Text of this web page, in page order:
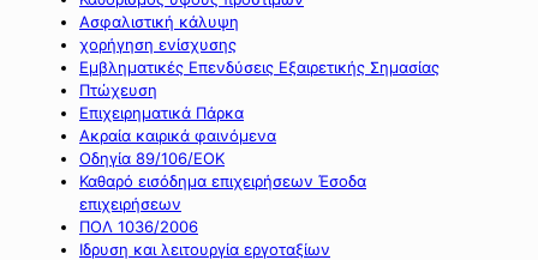
Ασφαλιστική κάλυψη
χορήγηση ενίσχυσης
Εμβληματικές Επενδύσεις Εξαιρετικής Σημασίας
Πτώχευση
Επιχειρηματικά Πάρκα
Ακραία καιρικά φαινόμενα
Οδηγία 89/106/ΕΟΚ
Καθαρό εισόδημα επιχειρήσεων Έσοδα
επιχειρήσεων
ΠΟΛ 1036/2006
Ιδρυση και λειτουργία εργοταξίων